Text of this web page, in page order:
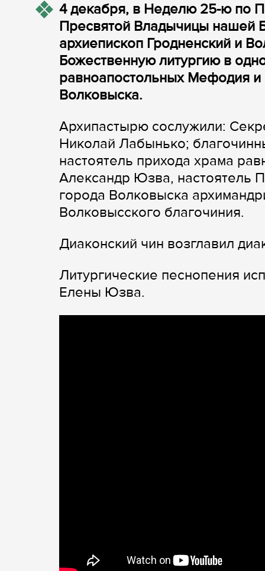
4 декабря, в Неделю 25-ю по
Пресвятой Владычицы нашей
архиепископ Гродненский и
Божественную литургию в
равноапостольных Мефодия и
Волковыска.
Архипастырю сослужили:
Николай Лабынько;
настоятель прихода храма
Александр Юзва, настоятель
города Волковыска
Волковысского благочиния.
Диаконский чин возглавил
Литургические песнопения
Елены Юзва.